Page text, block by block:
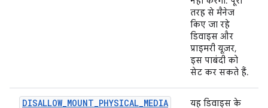
तरह से मैनेज
किए जा रहे
डिवाइस और
प्राइमरी यूज़र,
इस पाबंदी को
सेट कर सकते हैं.
DISALLOW_MOUNT_PHYSICAL_MEDIA
यह डिवाइस के